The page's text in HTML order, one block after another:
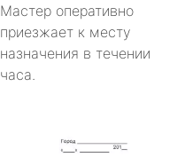
Мастер оперативно
приезжает к месту
назначения в течении
часа.